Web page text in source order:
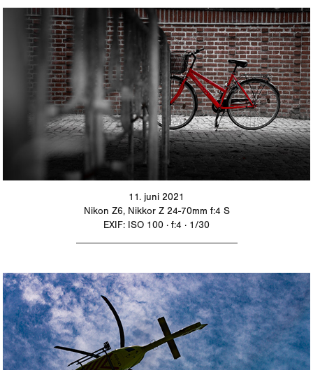
11. juni 2021
Nikon Z6, Nikkor Z 24-70mm f:4 S
EXIF: ISO 100 · f:4 · 1/30